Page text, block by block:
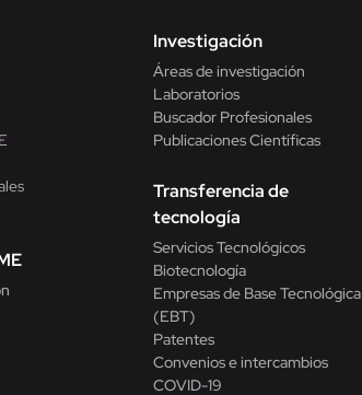
Investigación
Áreas de investigación
Laboratorios
Buscador Profesionales
Publicaciones Científicas
Transferencia de
tecnología
Servicios Tecnológicos
Biotecnología
Empresas de Base Tecnológica
(EBT)
Patentes
Convenios e intercambios
COVID-19